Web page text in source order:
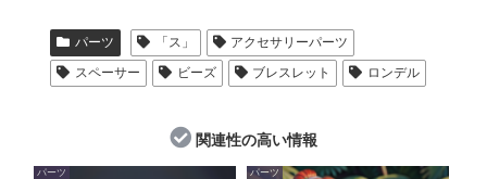
パーツ 「ス」
アクセサリーパーツ
スペーサー
ビーズ ブレスレット ロンデル
関連性の高い情報
パーツ パーツ